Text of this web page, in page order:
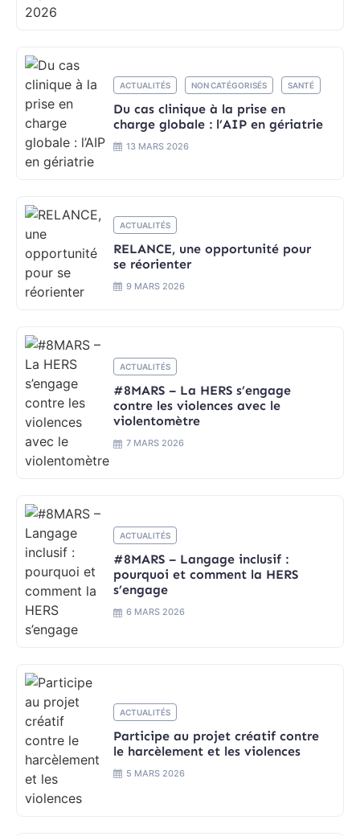
ACTUALITÉS NON CATÉGORISÉS SANTÉ
Du cas clinique à la prise en
charge globale : l’AIP en gériatrie
13 MARS 2026
ACTUALITÉS
RELANCE, une opportunité pour
se réorienter
9 MARS 2026
ACTUALITÉS
#8MARS – La HERS s’engage
contre les violences avec le
violentomètre
7 MARS 2026
ACTUALITÉS
#8MARS – Langage inclusif :
pourquoi et comment la HERS
s’engage
6 MARS 2026
ACTUALITÉS
Participe au projet créatif contre
le harcèlement et les violences
5 MARS 2026